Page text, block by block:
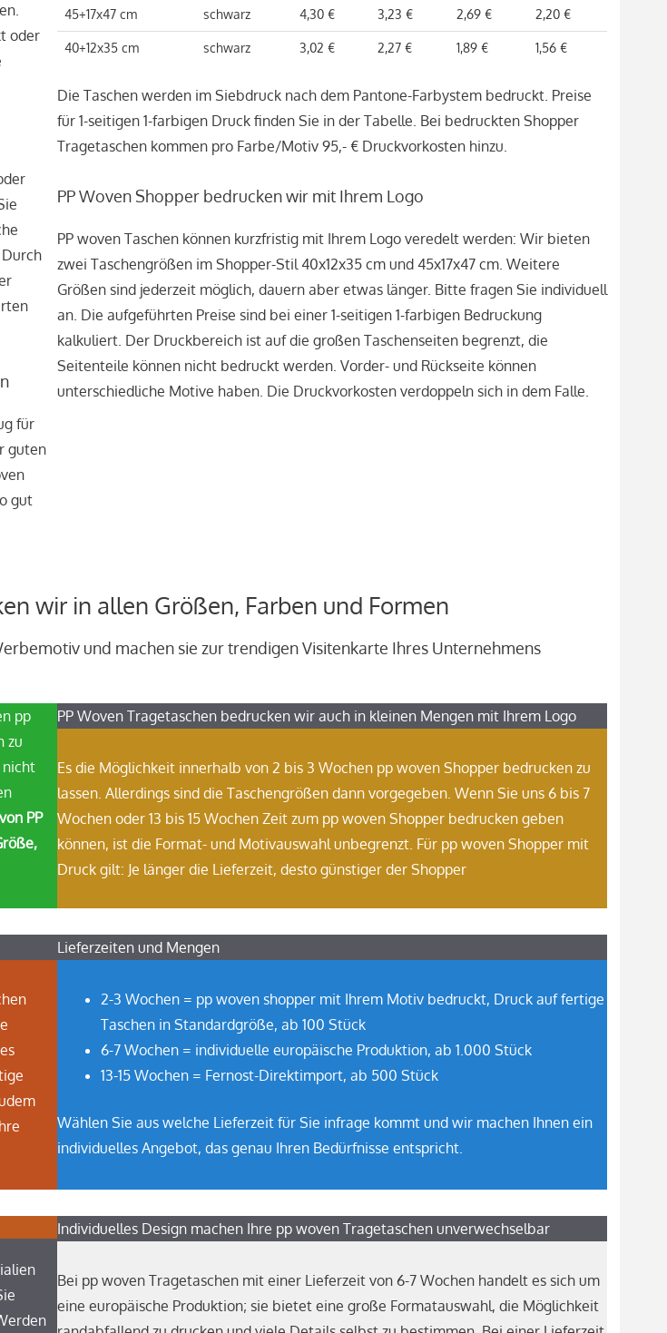
oder
für
guten
gut
45+17x47 cm schwarz 4,30 € 3,23 € 2,69 € 2,20 €
40+12x35 cm schwarz 3,02 € 2,27 € 1,89 € 1,56 €
Die Taschen werden im Siebdruck nach dem Pantone-Farbystem bedruckt. Preise
für 1-seitigen 1-farbigen Druck finden Sie in der Tabelle. Bei bedruckten Shopper
Tragetaschen kommen pro Farbe/Motiv 95,- € Druckvorkosten hinzu.
PP Woven Shopper bedrucken wir mit Ihrem Logo
PP woven Taschen können kurzfristig mit Ihrem Logo veredelt werden: Wir bieten
zwei Taschengrößen im Shopper-Stil 40x12x35 cm und 45x17x47 cm. Weitere
Größen sind jederzeit möglich, dauern aber etwas länger. Bitte fragen Sie individuell
an. Die aufgeführten Preise sind bei einer 1-seitigen 1-farbigen Bedruckung
kalkuliert. Der Druckbereich ist auf die großen Taschenseiten begrenzt, die
Seitenteile können nicht bedruckt werden. Vorder- und Rückseite können
unterschiedliche Motive haben. Die Druckvorkosten verdoppeln sich in dem Falle.
wir in allen Größen, Farben und Formen
und machen sie zur trendigen Visitenkarte Ihres Unternehmens
pp
zu
nicht
PP
PP Woven Tragetaschen bedrucken wir auch in kleinen Mengen mit Ihrem Logo
Es die Möglichkeit innerhalb von 2 bis 3 Wochen pp woven Shopper bedrucken zu
lassen. Allerdings sind die Taschengrößen dann vorgegeben. Wenn Sie uns 6 bis 7
Wochen oder 13 bis 15 Wochen Zeit zum pp woven Shopper bedrucken geben
können, ist die Format- und Motivauswahl unbegrenzt. Für pp woven Shopper mit
Druck gilt: Je länger die Lieferzeit, desto günstiger der Shopper
Lieferzeiten und Mengen
2-3 Wochen = pp woven shopper mit Ihrem Motiv bedruckt, Druck auf fertige
Taschen in Standardgröße, ab 100 Stück
6-7 Wochen = individuelle europäische Produktion, ab 1.000 Stück
13-15 Wochen = Fernost-Direktimport, ab 500 Stück
Wählen Sie aus welche Lieferzeit für Sie infrage kommt und wir machen Ihnen ein
individuelles Angebot, das genau Ihren Bedürfnisse entspricht.
Individuelles Design machen Ihre pp woven Tragetaschen unverwechselbar
Bei pp woven Tragetaschen mit einer Lieferzeit von 6-7 Wochen handelt es sich um
eine europäische Produktion; sie bietet eine große Formatauswahl, die Möglichkeit